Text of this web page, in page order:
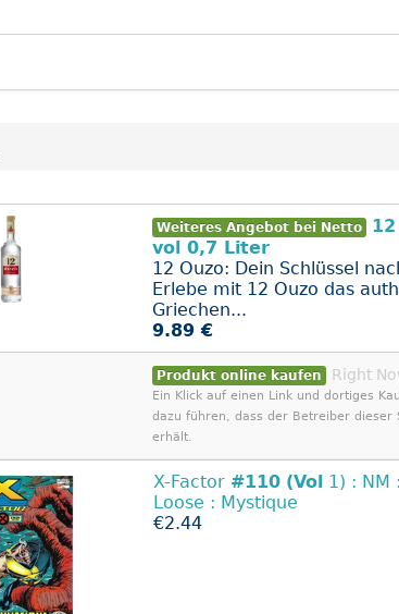
Weiteres Angebot bei Netto
vol 0,7 Liter
12 Ouzo: Dein Schlüssel
Erlebe mit 12 Ouzo das
Griechen...
9.89 €
Produkt online kaufen Right
Ein Klick auf einen Link und dortiges
dazu führen, dass der Betreiber dieser
erhält.
X-Factor #110 (Vol 1) : NM
Loose : Mystique
€2.44